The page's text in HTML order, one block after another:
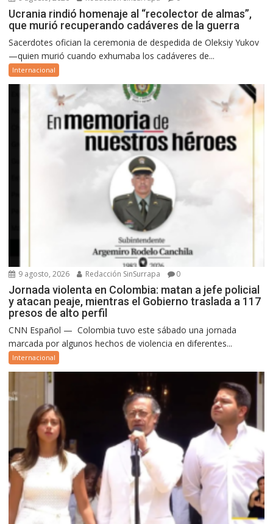
Ucrania rindió homenaje al “recolector de almas”,
que murió recuperando cadáveres de la guerra
Sacerdotes ofician la ceremonia de despedida de Oleksiy Yukov
—quien murió cuando exhumaba los cadáveres de...
Internacional
9 agosto, 2026 Redacción SinSurrapa 0
Jornada violenta en Colombia: matan a jefe policial
y atacan peaje, mientras el Gobierno traslada a 117
presos de alto perfil
CNN Español — Colombia tuvo este sábado una jornada
marcada por algunos hechos de violencia en diferentes...
Internacional